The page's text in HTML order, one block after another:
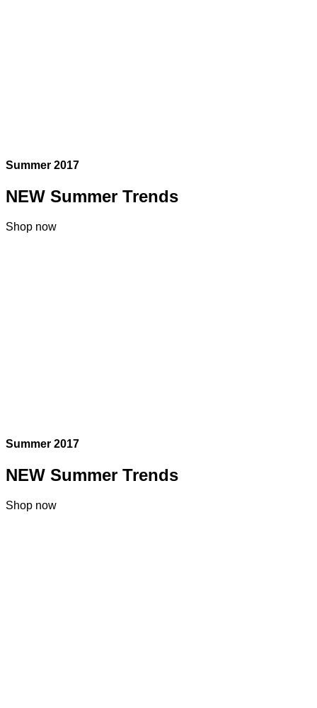
Summer 2017
NEW Summer Trends
Shop now
Summer 2017
NEW Summer Trends
Shop now